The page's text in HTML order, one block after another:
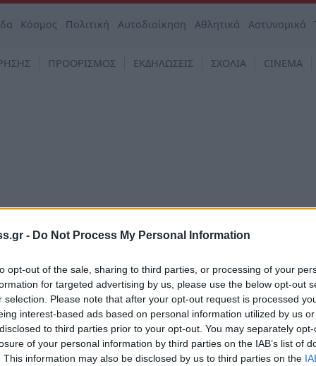
- Do Not Process My Personal Information
opt-out of the sale, sharing to third parties, or processing of your
for targeted advertising by us, please use the below opt-out
selection. Please note that after your opt-out request is processed
interest-based ads based on personal information utilized by us
to third parties prior to your opt-out. You may separately
of your personal information by third parties on the IAB’s list of
This information may also be disclosed by us to third parties on the
Κόσμος Πολιτική Αυτοδιοίκηση Αθλητικά Αστυνομικά
ΠΡΟΟΡΙΣΜΟΣ ΕΚΔΗΛΩΣΕΙΣ ΣΧΟΛΙΑ CINEMA
επιχειρηματίας και θέλεις να
GREECE;
Λακωνίας επιχορηγεί τη συμμετοχή των μελών
τροφίμων και ποτών FOODEXPO GREECE 2021